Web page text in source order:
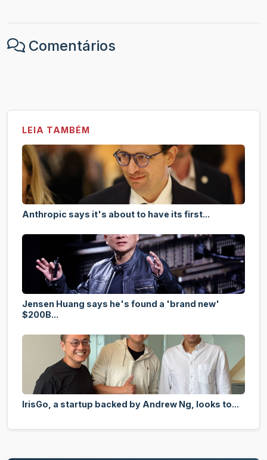
Comentários
LEIA TAMBÉM
Anthropic says it's about to have its first...
Jensen Huang says he's found a 'brand new'
$200B...
IrisGo, a startup backed by Andrew Ng, looks to...